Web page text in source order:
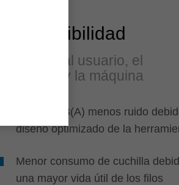
Sostenibilidad
Protege al usuario, el
material y la máquina
Hasta 8 dB(A) menos ruido
diseño optimizado de la
Menor consumo de cuchilla
una mayor vida útil de los filos